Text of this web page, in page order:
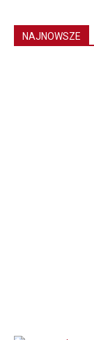
NAJNOWSZE